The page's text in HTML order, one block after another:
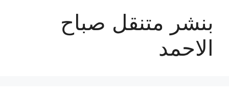
بنشر متنقل صباح
الاحمد